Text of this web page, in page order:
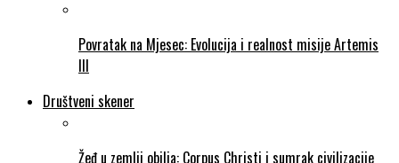
Povratak na Mjesec: Evolucija i realnost misije Artemis
III
Društveni skener
Žeđ u zemlji obilja: Corpus Christi i sumrak civilizacije